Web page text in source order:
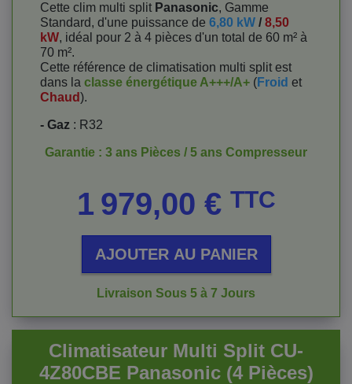
Cette clim multi split Panasonic, Gamme
Standard, d'une puissance de 6,80 kW / 8,50
kW, idéal pour 2 à 4 pièces d'un total de 60 m² à
70 m².
Cette référence de climatisation multi split est
dans la classe énergétique A+++/A+ (Froid et
Chaud).
- Gaz : R32
Garantie : 3 ans Pièces / 5 ans Compresseur
1 979,00 € TTC
AJOUTER AU PANIER
Livraison Sous 5 à 7 Jours
Climatisateur Multi Split CU-
4Z80CBE Panasonic (4 Pièces)